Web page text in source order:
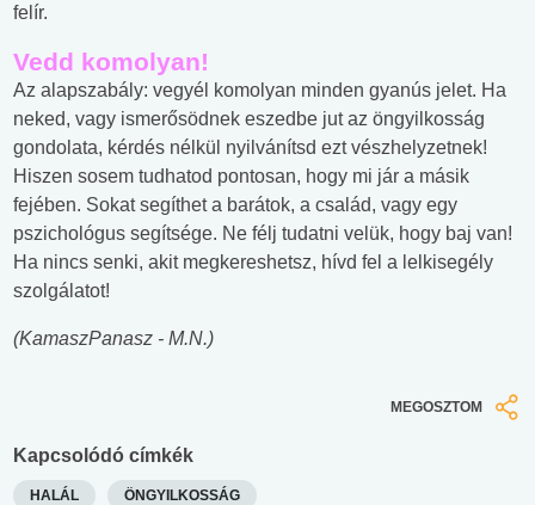
felír.
Vedd komolyan!
Az alapszabály: vegyél komolyan minden gyanús jelet. Ha
neked, vagy ismerősödnek eszedbe jut az öngyilkosság
gondolata, kérdés nélkül nyilvánítsd ezt vészhelyzetnek!
Hiszen sosem tudhatod pontosan, hogy mi jár a másik
fejében. Sokat segíthet a barátok, a család, vagy egy
pszichológus segítsége. Ne félj tudatni velük, hogy baj van!
Ha nincs senki, akit megkereshetsz, hívd fel a lelkisegély
szolgálatot!
(KamaszPanasz - M.N.)
MEGOSZTOM
Kapcsolódó címkék
HALÁL ÖNGYILKOSSÁG